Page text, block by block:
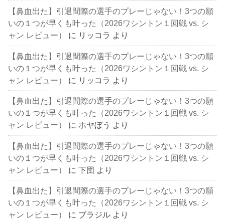
【鼻血出た】引退間際の選手のプレーじゃない！3つの願
いの１つが早くも叶った（2026ワシントン１回戦 vs. シ
ャン レビュー）
に リッコラ より
【鼻血出た】引退間際の選手のプレーじゃない！3つの願
いの１つが早くも叶った（2026ワシントン１回戦 vs. シ
ャン レビュー）
に リッコラ より
【鼻血出た】引退間際の選手のプレーじゃない！3つの願
いの１つが早くも叶った（2026ワシントン１回戦 vs. シ
ャン レビュー）
に ホヤぼう より
【鼻血出た】引退間際の選手のプレーじゃない！3つの願
いの１つが早くも叶った（2026ワシントン１回戦 vs. シ
ャン レビュー）
に下団 より
【鼻血出た】引退間際の選手のプレーじゃない！3つの願
いの１つが早くも叶った（2026ワシントン１回戦 vs. シ
ャン レビュー）
に ブラジル より